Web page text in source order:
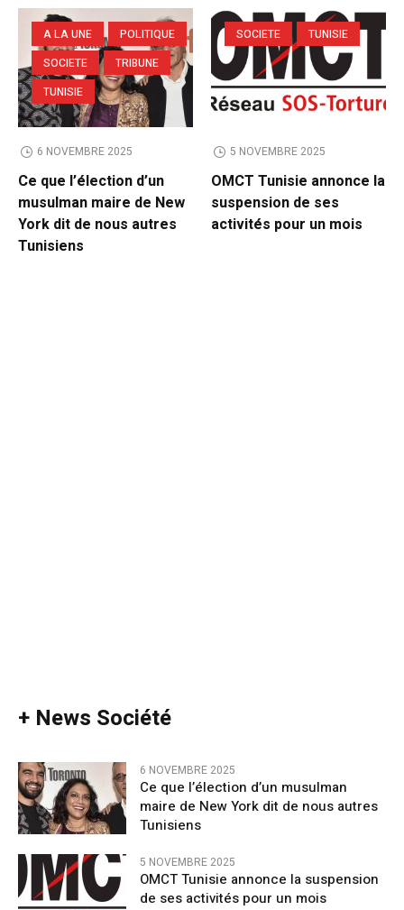
A LA UNE
POLITIQUE
SOCIETE
TRIBUNE
TUNISIE
6 NOVEMBRE 2025
Ce que l’élection d’un
musulman maire de New
York dit de nous autres
Tunisiens
SOCIETE TUNISIE
5 NOVEMBRE 2025
OMCT Tunisie annonce la
suspension de ses
activités pour un mois
+ News Société
6 NOVEMBRE 2025
Ce que l’élection d’un musulman
maire de New York dit de nous autres
Tunisiens
5 NOVEMBRE 2025
OMCT Tunisie annonce la suspension
de ses activités pour un mois